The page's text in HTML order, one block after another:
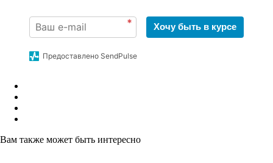
* Хочу быть в курсе
Предоставлено SendPulse
Вам также может быть интересно